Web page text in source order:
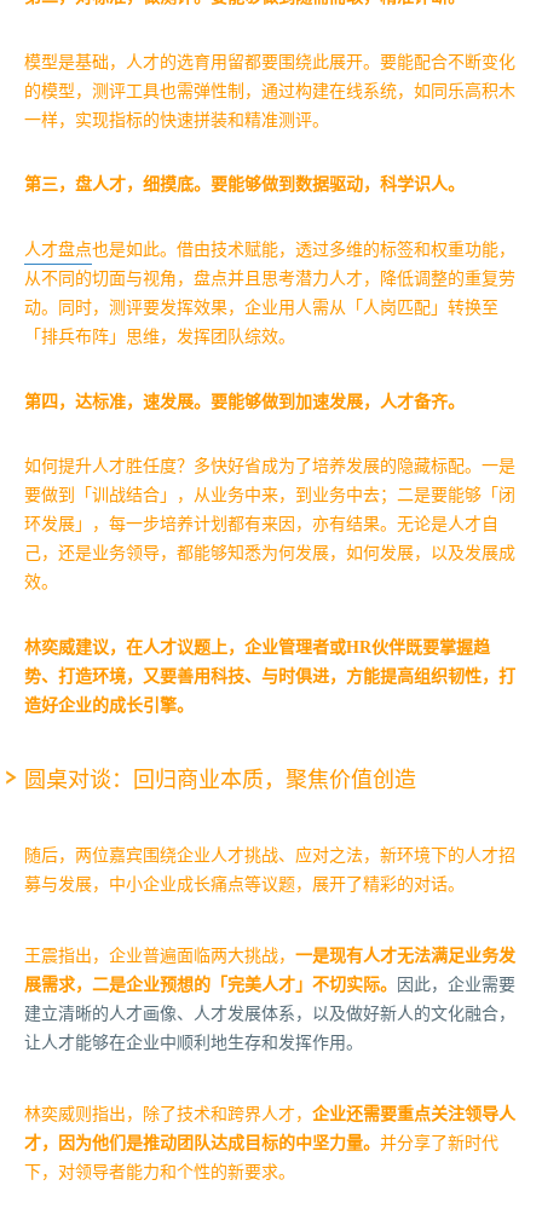
模型是基础，人才的选育用留都要围绕此展开。要能配合不断变化
的模型，测评工具也需弹性制，通过构建在线系统，如同乐高积木
一样，实现指标的快速拼装和精准测评。
第三，盘人才，细摸底。要能够做到数据驱动，科学识人。
人才盘点也是如此。借由技术赋能，透过多维的标签和权重功能，
从不同的切面与视角，盘点并且思考潜力人才，降低调整的重复劳
动。同时，测评要发挥效果，企业用人需从「人岗匹配」转换至
「排兵布阵」思维，发挥团队综效。
第四，达标准，速发展。要能够做到加速发展，人才备齐。
如何提升人才胜任度？多快好省成为了培养发展的隐藏标配。一是
要做到「训战结合」，从业务中来，到业务中去；二是要能够「闭
环发展」，每一步培养计划都有来因，亦有结果。无论是人才自
己，还是业务领导，都能够知悉为何发展，如何发展，以及发展成
效。
林奕威建议，在人才议题上，企业管理者或HR伙伴既要掌握趋
势、打造环境，又要善用科技、与时俱进，方能提高组织韧性，打
造好企业的成长引擎。
圆桌对谈：回归商业本质，聚焦价值创造
随后，两位嘉宾围绕企业人才挑战、应对之法，新环境下的人才招
募与发展，中小企业成长痛点等议题，展开了精彩的对话。
王震指出，企业普遍面临两大挑战， 一是现有人才无法满足业务发
展需求，二是企业预想的「完美人才」不切实际。
因此，企业需要
建立清晰的人才画像、人才发展体系，以及做好新人的文化融合，
让人才能够在企业中顺利地生存和发挥作用。
林奕威则指出，除了技术和跨界人才， 企业还需要重点关注领导人
才，因为他们是推动团队达成目标的中坚力量。 并分享了新时代
下，对领导者能力和个性的新要求。